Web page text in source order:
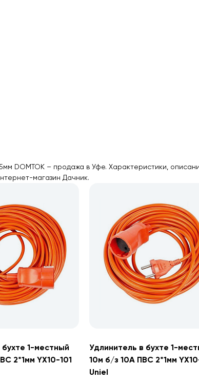
DOMTOK – продажа в Уфе. Характеристики,
магазин Дачник.
1-местный
2*1мм YX10-101
Удлинитель в бухте 1-
10м б/з 10А ПВС 2*1мм
Uniel